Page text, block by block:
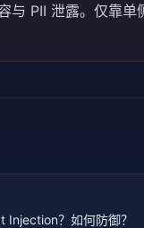
与 PII 泄露。仅靠单
Injection？如何防御？